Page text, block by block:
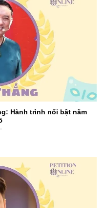
Hành trình nổi bật năm